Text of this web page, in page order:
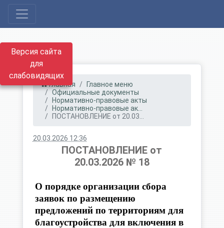
Версия сайта
для
слабовидящих
Главная
Главное меню
Официальные документы
Нормативно-правовые акты
Нормативно-правовые ак...
ПОСТАНОВЛЕНИЕ от 20.03...
20.03.2026 12:36
ПОСТАНОВЛЕНИЕ от
20.03.2026 № 18
О порядке организации сбора
заявок по размещению
предложений по территориям для
благоустройства для включения в